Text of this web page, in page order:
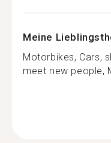
Meine
Motorbikes, Cars,
meet new people,